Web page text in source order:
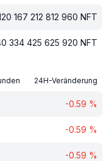
167 212 812 960 NFT
334 425 625 920 NFT
24H-Veränderung
-0.59 %
-0.59 %
-0.59 %